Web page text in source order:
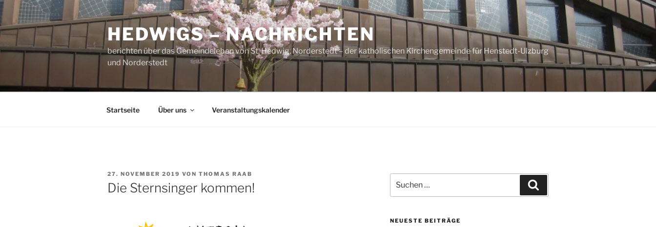
Zum
Inhalt
springen
HEDWIGS – NACHRICHTEN
berichten über das Gemeindeleben von St. Hedwig, Norderstedt – der katholischen Kirchengemeinde für Henstedt-Ulzburg
und Norderstedt
Startseite Über uns Veranstaltungskalender
VERÖFFENTLICHT
AM
27. NOVEMBER 2019 VON THOMAS RAAB
Die Sternsinger kommen!
nach:
NEUESTE BEITRÄGE